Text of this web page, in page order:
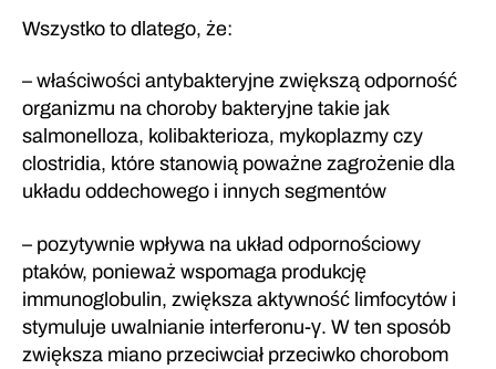
Wszystko to dlatego, że:
– właściwości antybakteryjne zwiększą odporność
organizmu na choroby bakteryjne takie jak
salmonelloza, kolibakterioza, mykoplazmy czy
clostridia, które stanowią poważne zagrożenie dla
układu oddechowego i innych segmentów
– pozytywnie wpływa na układ odpornościowy
ptaków, ponieważ wspomaga produkcję
immunoglobulin, zwiększa aktywność limfocytów i
stymuluje uwalnianie interferonu-γ. W ten sposób
zwiększa miano przeciwciał przeciwko chorobom